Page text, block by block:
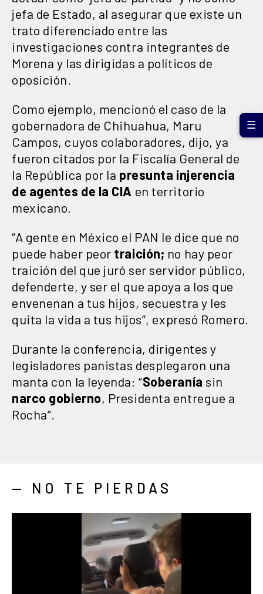
jefa de Estado, al asegurar que existe un
trato diferenciado entre las
investigaciones contra integrantes de
Morena y las dirigidas a políticos de
oposición.
Como ejemplo, mencionó el caso de la
gobernadora de Chihuahua, Maru
Campos, cuyos colaboradores, dijo, ya
fueron citados por la Fiscalía General de
la República por la presunta injerencia
de agentes de la CIA en territorio
mexicano.
“A gente en México el PAN le dice que no
puede haber peor traición; no hay peor
traición del que juró ser servidor público,
defenderte, y ser el que apoya a los que
envenenan a tus hijos, secuestra y les
quita la vida a tus hijos”, expresó Romero.
Durante la conferencia, dirigentes y
legisladores panistas desplegaron una
manta con la leyenda: “Soberanía sin
narco gobierno, Presidenta entregue a
Rocha”.
— NO TE PIERDAS
☰